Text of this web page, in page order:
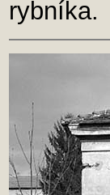
rybníka.